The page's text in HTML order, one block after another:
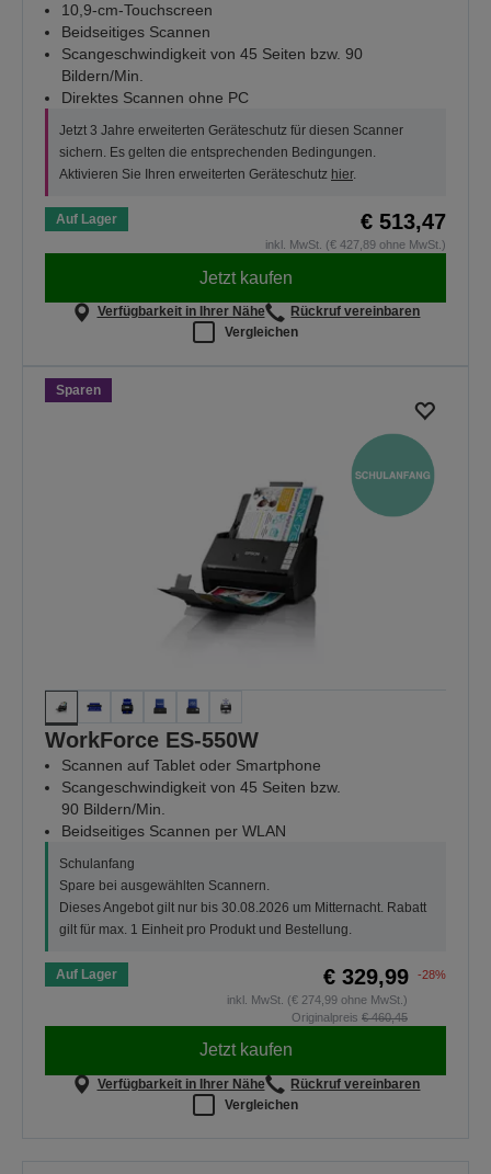
10,9-cm-Touchscreen
Beidseitiges Scannen
Scangeschwindigkeit von 45 Seiten bzw. 90
Bildern/Min.
Direktes Scannen ohne PC
Jetzt 3 Jahre erweiterten Geräteschutz für diesen Scanner
sichern. Es gelten die entsprechenden Bedingungen.
Aktivieren Sie Ihren erweiterten Geräteschutz hier.
Auf Lager € 513,47
inkl. MwSt. (€ 427,89 ohne MwSt.)
Jetzt kaufen
Verfügbarkeit in Ihrer Nähe
Rückruf vereinbaren
Vergleichen
Sparen
WorkForce ES-550W
Scannen auf Tablet oder Smartphone
Scangeschwindigkeit von 45 Seiten bzw.
90 Bildern/Min.
Beidseitiges Scannen per WLAN
Schulanfang
Spare bei ausgewählten Scannern.
Dieses Angebot gilt nur bis 30.08.2026 um Mitternacht. Rabatt
gilt für max. 1 Einheit pro Produkt und Bestellung.
Auf Lager € 329,99
-28%
inkl. MwSt. (€ 274,99 ohne MwSt.)
Originalpreis € 460,45
Jetzt kaufen
Verfügbarkeit in Ihrer Nähe
Rückruf vereinbaren
Vergleichen